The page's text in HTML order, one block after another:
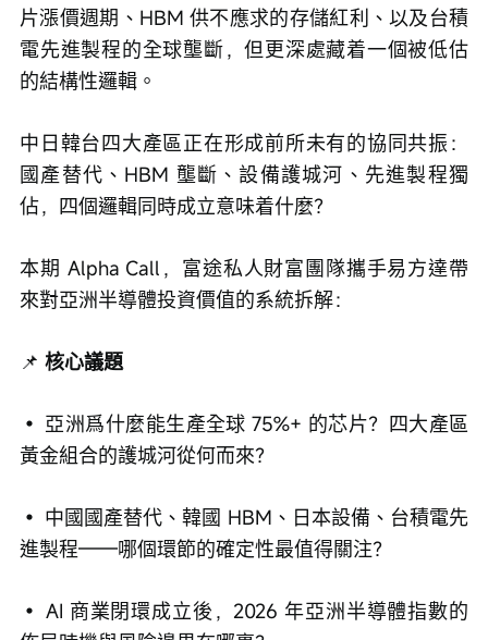
片漲價週期、HBM 供不應求的存儲紅利、以及台積
電先進製程的全球壟斷，但更深處藏着一個被低估
的結構性邏輯。
中日韓台四大產區正在形成前所未有的協同共振：
國產替代、HBM 壟斷、設備護城河、先進製程獨
佔，四個邏輯同時成立意味着什麼？
本期 Alpha Call，富途私人財富團隊攜手易方達帶
來對亞洲半導體投資價值的系統拆解：
📌 核心議題
• 亞洲爲什麼能生產全球 75%+ 的芯片？四大產區
黃金組合的護城河從何而來？
• 中國國產替代、韓國 HBM、日本設備、台積電先
進製程——哪個環節的確定性最值得關注？
• AI 商業閉環成立後，2026 年亞洲半導體指數的